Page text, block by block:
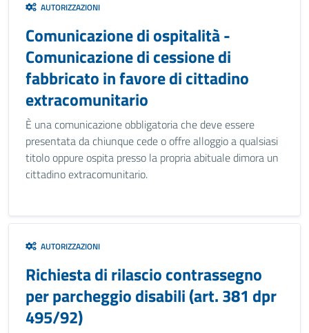
AUTORIZZAZIONI
Comunicazione di ospitalità -
Comunicazione di cessione di
fabbricato in favore di cittadino
extracomunitario
È una comunicazione obbligatoria che deve essere
presentata da chiunque cede o offre alloggio a qualsiasi
titolo oppure ospita presso la propria abituale dimora un
cittadino extracomunitario.
AUTORIZZAZIONI
Richiesta di rilascio contrassegno
per parcheggio disabili (art. 381 dpr
495/92)